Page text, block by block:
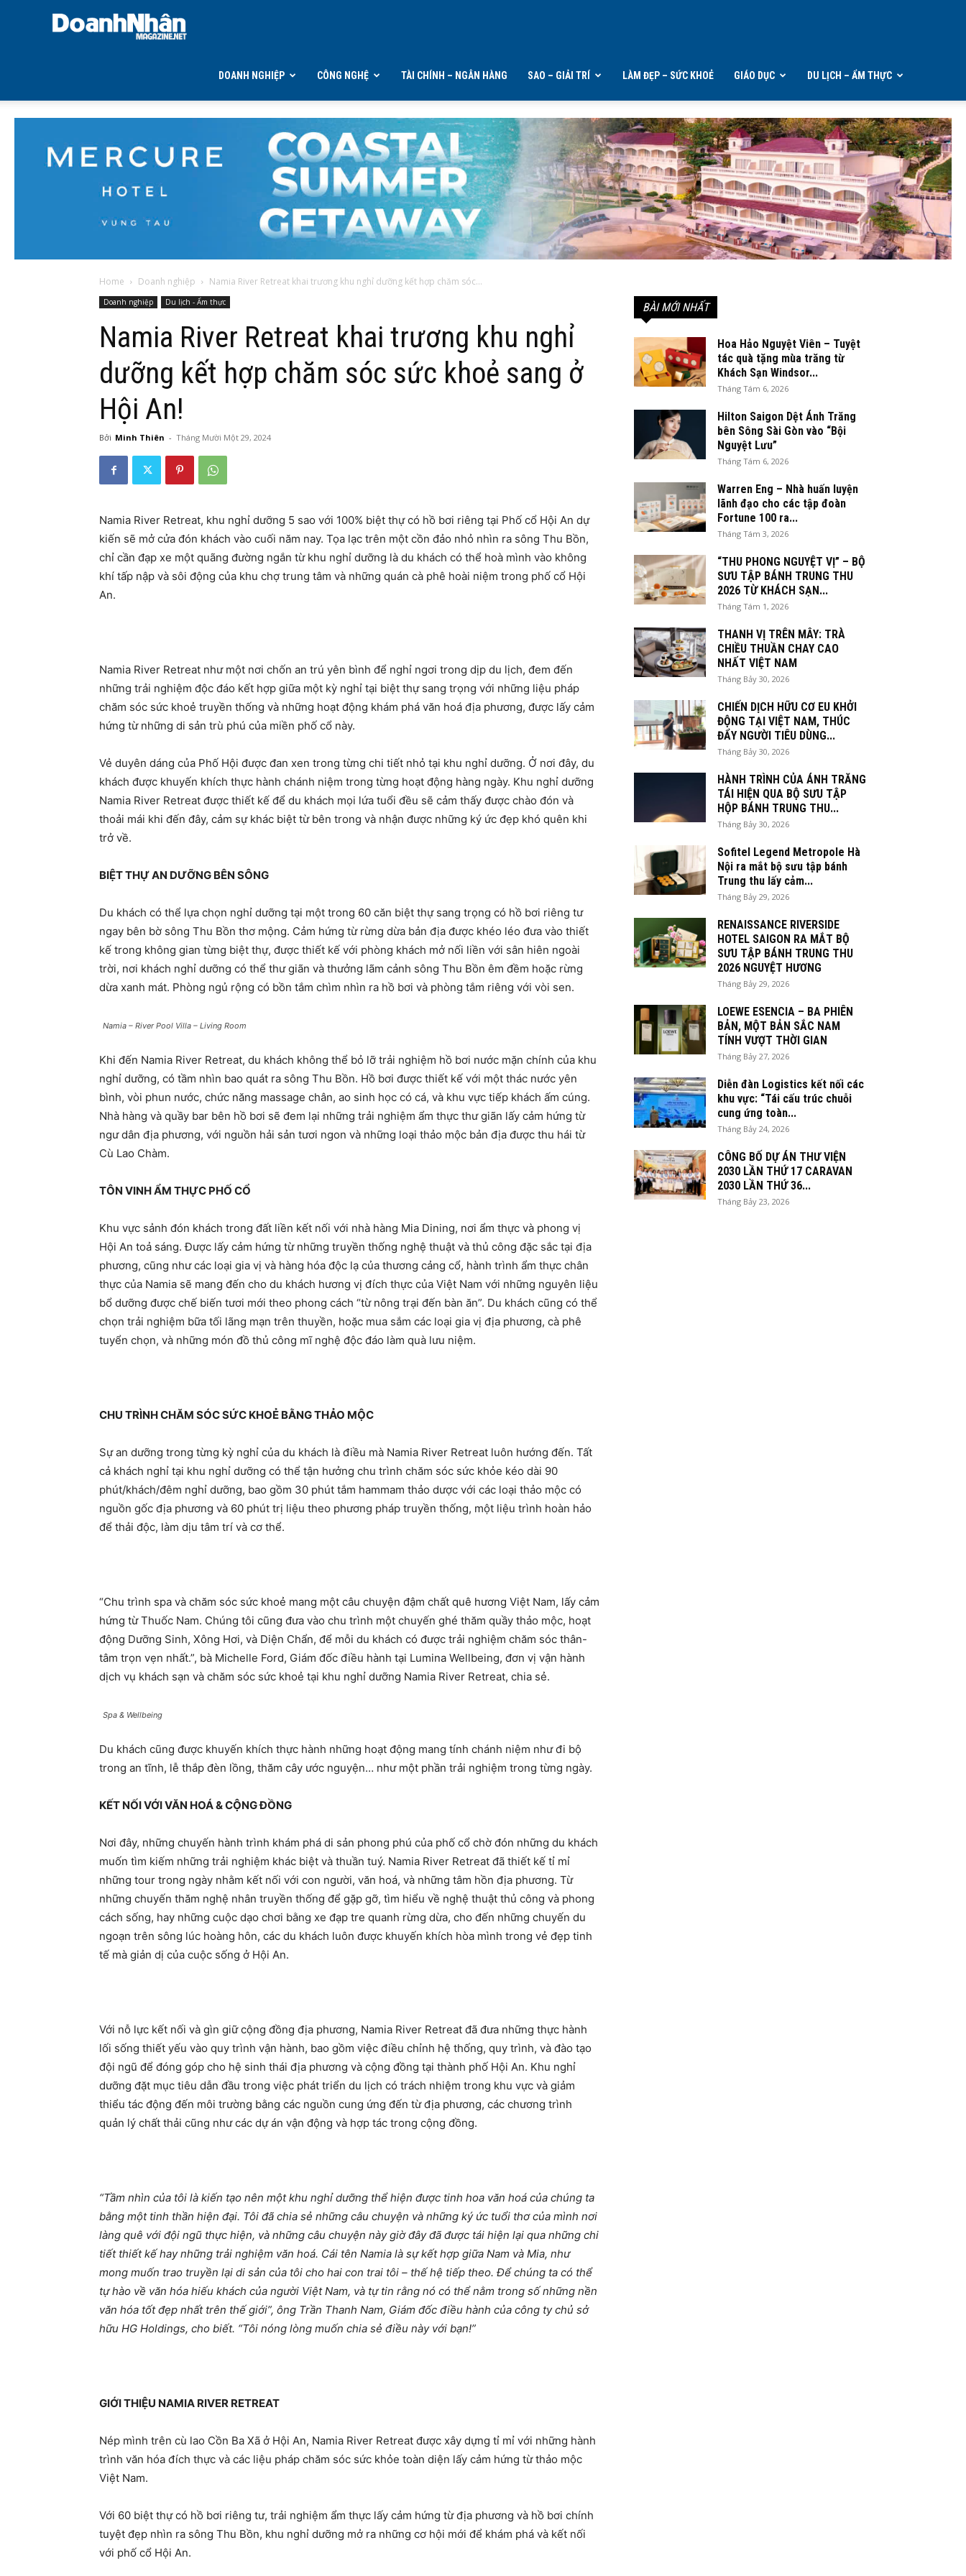
DOANH NGHIỆP CÔNG NGHỆ TÀI CHÍNH – NGÂN HÀNG SAO – GIẢI TRÍ LÀM ĐẸP – SỨC KHOẺ GIÁO DỤC DU LỊCH – ẨM THỰC
Home Doanh nghiệp Namia River Retreat khai trương khu nghỉ dưỡng kết hợp chăm sóc...
Doanh nghiệp Du lịch - Ẩm thực
Namia River Retreat khai trương khu nghỉ
dưỡng kết hợp chăm sóc sức khoẻ sang ở
Hội An!
Bởi Minh Thiên - Tháng Mười Một 29, 2024
Namia River Retreat, khu nghỉ dưỡng 5 sao với 100% biệt thự có hồ bơi riêng tại Phố cổ Hội An dự
kiến sẽ mở cửa đón khách vào cuối năm nay. Tọa lạc trên một cồn đảo nhỏ nhìn ra sông Thu Bồn,
chỉ cần đạp xe một quãng đường ngắn từ khu nghỉ dưỡng là du khách có thể hoà mình vào không
khí tấp nập và sôi động của khu chợ trung tâm và những quán cà phê hoài niệm trong phố cổ Hội
An.
Namia River Retreat như một nơi chốn an trú yên bình để nghỉ ngơi trong dịp du lịch, đem đến
những trải nghiệm độc đáo kết hợp giữa một kỳ nghỉ tại biệt thự sang trọng với những liệu pháp
chăm sóc sức khoẻ truyền thống và những hoạt động khám phá văn hoá địa phương, được lấy cảm
hứng từ những di sản trù phú của miền phố cổ này.
Vẻ duyên dáng của Phố Hội được đan xen trong từng chi tiết nhỏ tại khu nghỉ dưỡng. Ở nơi đây, du
khách được khuyến khích thực hành chánh niệm trong từng hoạt động hàng ngày. Khu nghỉ dưỡng
Namia River Retreat được thiết kế để du khách mọi lứa tuổi đều sẽ cảm thấy được chào đón và
thoải mái khi đến đây, cảm sự khác biệt từ bên trong và nhận được những ký ức đẹp khó quên khi
trở về.
BIỆT THỰ AN DƯỠNG BÊN SÔNG
Du khách có thể lựa chọn nghỉ dưỡng tại một trong 60 căn biệt thự sang trọng có hồ bơi riêng tư
ngay bên bờ sông Thu Bồn thơ mộng. Cảm hứng từ rừng dừa bản địa được khéo léo đưa vào thiết
kế trong không gian từng biệt thự, được thiết kế với phòng khách mở nối liền với sân hiên ngoài
trời, nơi khách nghỉ dưỡng có thể thư giãn và thưởng lãm cảnh sông Thu Bồn êm đềm hoặc rừng
dừa xanh mát. Phòng ngủ rộng có bồn tắm chìm nhìn ra hồ bơi và phòng tắm riêng với vòi sen.
Namia – River Pool Villa – Living Room
Khi đến Namia River Retreat, du khách không thể bỏ lỡ trải nghiệm hồ bơi nước mặn chính của khu
nghỉ dưỡng, có tầm nhìn bao quát ra sông Thu Bồn. Hồ bơi được thiết kế với một thác nước yên
bình, vòi phun nước, chức năng massage chân, ao sinh học có cá, và khu vực tiếp khách ấm cúng.
Nhà hàng và quầy bar bên hồ bơi sẽ đem lại những trải nghiệm ẩm thực thư giãn lấy cảm hứng từ
ngư dân địa phương, với nguồn hải sản tươi ngon và những loại thảo mộc bản địa được thu hái từ
Cù Lao Chàm.
TÔN VINH ẨM THỰC PHỐ CỔ
Khu vực sảnh đón khách trong đất liền kết nối với nhà hàng Mia Dining, nơi ẩm thực và phong vị
Hội An toả sáng. Được lấy cảm hứng từ những truyền thống nghệ thuật và thủ công đặc sắc tại địa
phương, cũng như các loại gia vị và hàng hóa độc lạ của thương cảng cổ, hành trình ẩm thực chân
thực của Namia sẽ mang đến cho du khách hương vị đích thực của Việt Nam với những nguyên liệu
bổ dưỡng được chế biến tươi mới theo phong cách “từ nông trại đến bàn ăn”. Du khách cũng có thể
chọn trải nghiệm bữa tối lãng mạn trên thuyền, hoặc mua sắm các loại gia vị địa phương, cà phê
tuyển chọn, và những món đồ thủ công mĩ nghệ độc đáo làm quà lưu niệm.
CHU TRÌNH CHĂM SÓC SỨC KHOẺ BẰNG THẢO MỘC
Sự an dưỡng trong từng kỳ nghỉ của du khách là điều mà Namia River Retreat luôn hướng đến. Tất
cả khách nghỉ tại khu nghỉ dưỡng có thể tận hưởng chu trình chăm sóc sức khỏe kéo dài 90
phút/khách/đêm nghỉ dưỡng, bao gồm 30 phút tắm hammam thảo dược với các loại thảo mộc có
nguồn gốc địa phương và 60 phút trị liệu theo phương pháp truyền thống, một liệu trình hoàn hảo
để thải độc, làm dịu tâm trí và cơ thể.
“Chu trình spa và chăm sóc sức khoẻ mang một câu chuyện đậm chất quê hương Việt Nam, lấy cảm
hứng từ Thuốc Nam. Chúng tôi cũng đưa vào chu trình một chuyến ghé thăm quầy thảo mộc, hoạt
động Dưỡng Sinh, Xông Hơi, và Diện Chẩn, để mỗi du khách có được trải nghiệm chăm sóc thân-
tâm trọn vẹn nhất.”, bà Michelle Ford, Giám đốc điều hành tại Lumina Wellbeing, đơn vị vận hành
dịch vụ khách sạn và chăm sóc sức khoẻ tại khu nghỉ dưỡng Namia River Retreat, chia sẻ.
Spa & Wellbeing
Du khách cũng được khuyến khích thực hành những hoạt động mang tính chánh niệm như đi bộ
trong an tĩnh, lễ thắp đèn lồng, thăm cây ước nguyện… như một phần trải nghiệm trong từng ngày.
KẾT NỐI VỚI VĂN HOÁ & CỘNG ĐỒNG
Nơi đây, những chuyến hành trình khám phá di sản phong phú của phố cổ chờ đón những du khách
muốn tìm kiếm những trải nghiệm khác biệt và thuần tuý. Namia River Retreat đã thiết kế tỉ mỉ
những tour trong ngày nhằm kết nối với con người, văn hoá, và những tâm hồn địa phương. Từ
những chuyến thăm nghệ nhân truyền thống để gặp gỡ, tìm hiểu về nghệ thuật thủ công và phong
cách sống, hay những cuộc dạo chơi bằng xe đạp tre quanh rừng dừa, cho đến những chuyến du
ngoạn trên sông lúc hoàng hôn, các du khách luôn được khuyến khích hòa mình trong vẻ đẹp tinh
tế mà giản dị của cuộc sống ở Hội An.
Với nỗ lực kết nối và gìn giữ cộng đồng địa phương, Namia River Retreat đã đưa những thực hành
lối sống thiết yếu vào quy trình vận hành, bao gồm việc điều chỉnh hệ thống, quy trình, và đào tạo
đội ngũ để đóng góp cho hệ sinh thái địa phương và cộng đồng tại thành phố Hội An. Khu nghỉ
dưỡng đặt mục tiêu dẫn đầu trong việc phát triển du lịch có trách nhiệm trong khu vực và giảm
thiểu tác động đến môi trường bằng các nguồn cung ứng đến từ địa phương, các chương trình
quản lý chất thải cũng như các dự án vận động và hợp tác trong cộng đồng.
“Tầm nhìn của tôi là kiến tạo nên một khu nghỉ dưỡng thể hiện được tinh hoa văn hoá của chúng ta
bằng một tinh thần hiện đại. Tôi đã chia sẻ những câu chuyện và những ký ức tuổi thơ của mình nơi
làng quê với đội ngũ thực hiện, và những câu chuyện này giờ đây đã được tái hiện lại qua những chi
tiết thiết kế hay những trải nghiệm văn hoá. Cái tên Namia là sự kết hợp giữa Nam và Mia, như
mong muốn trao truyền lại di sản của tôi cho hai con trai tôi – thế hệ tiếp theo. Để chúng ta có thể
tự hào về văn hóa hiếu khách của người Việt Nam, và tự tin rằng nó có thể nằm trong số những nền
văn hóa tốt đẹp nhất trên thế giới”, ông Trần Thanh Nam, Giám đốc điều hành của công ty chủ sở
hữu HG Holdings, cho biết. “Tôi nóng lòng muốn chia sẻ điều này với bạn!”
GIỚI THIỆU NAMIA RIVER RETREAT
Nép mình trên cù lao Cồn Ba Xã ở Hội An, Namia River Retreat được xây dựng tỉ mỉ với những hành
trình văn hóa đích thực và các liệu pháp chăm sóc sức khỏe toàn diện lấy cảm hứng từ thảo mộc
Việt Nam.
Với 60 biệt thự có hồ bơi riêng tư, trải nghiệm ẩm thực lấy cảm hứng từ địa phương và hồ bơi chính
tuyệt đẹp nhìn ra sông Thu Bồn, khu nghỉ dưỡng mở ra những cơ hội mới để khám phá và kết nối
với phố cổ Hội An.
BÀI MỚI NHẤT
Hoa Hảo Nguyệt Viên – Tuyệt
tác quà tặng mùa trăng từ
Khách Sạn Windsor...
Tháng Tám 6, 2026
Hilton Saigon Dệt Ánh Trăng
bên Sông Sài Gòn vào “Bội
Nguyệt Lưu”
Tháng Tám 6, 2026
Warren Eng – Nhà huấn luyện
lãnh đạo cho các tập đoàn
Fortune 100 ra...
Tháng Tám 3, 2026
“THU PHONG NGUYỆT VỊ” – BỘ
SƯU TẬP BÁNH TRUNG THU
2026 TỪ KHÁCH SẠN...
Tháng Tám 1, 2026
THANH VỊ TRÊN MÂY: TRÀ
CHIỀU THUẦN CHAY CAO
NHẤT VIỆT NAM
Tháng Bảy 30, 2026
CHIẾN DỊCH HỮU CƠ EU KHỞI
ĐỘNG TẠI VIỆT NAM, THÚC
ĐẨY NGƯỜI TIÊU DÙNG...
Tháng Bảy 30, 2026
HÀNH TRÌNH CỦA ÁNH TRĂNG
TÁI HIỆN QUA BỘ SƯU TẬP
HỘP BÁNH TRUNG THU...
Tháng Bảy 30, 2026
Sofitel Legend Metropole Hà
Nội ra mắt bộ sưu tập bánh
Trung thu lấy cảm...
Tháng Bảy 29, 2026
RENAISSANCE RIVERSIDE
HOTEL SAIGON RA MẮT BỘ
SƯU TẬP BÁNH TRUNG THU
2026 NGUYỆT HƯƠNG
Tháng Bảy 29, 2026
LOEWE ESENCIA – BA PHIÊN
BẢN, MỘT BẢN SẮC NAM
TÍNH VƯỢT THỜI GIAN
Tháng Bảy 27, 2026
Diễn đàn Logistics kết nối các
khu vực: “Tái cấu trúc chuỗi
cung ứng toàn...
Tháng Bảy 24, 2026
CÔNG BỐ DỰ ÁN THƯ VIỆN
2030 LẦN THỨ 17 CARAVAN
2030 LẦN THỨ 36...
Tháng Bảy 23, 2026